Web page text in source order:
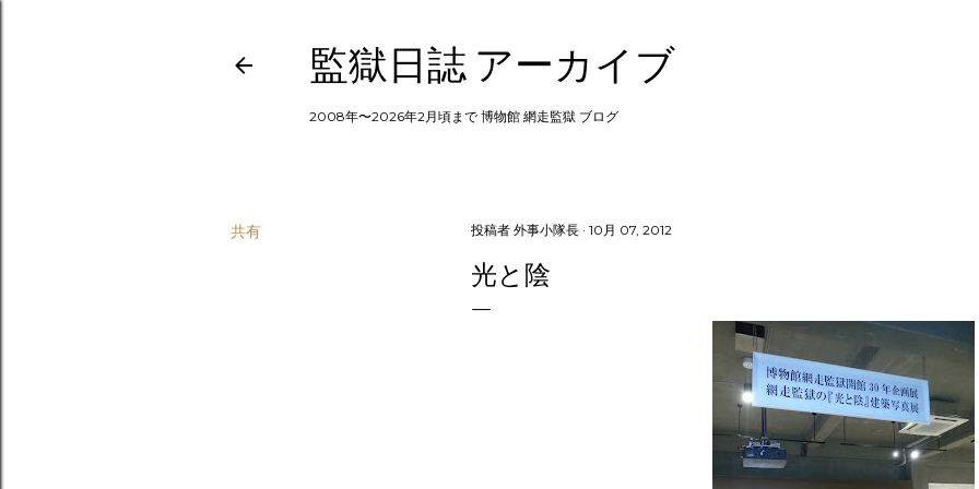
監獄日誌 アーカイブ
2008年〜2026年2月頃まで 博物館 網走監獄 ブログ
共有 投稿者 外事小隊長 10月 07, 2012
光と陰